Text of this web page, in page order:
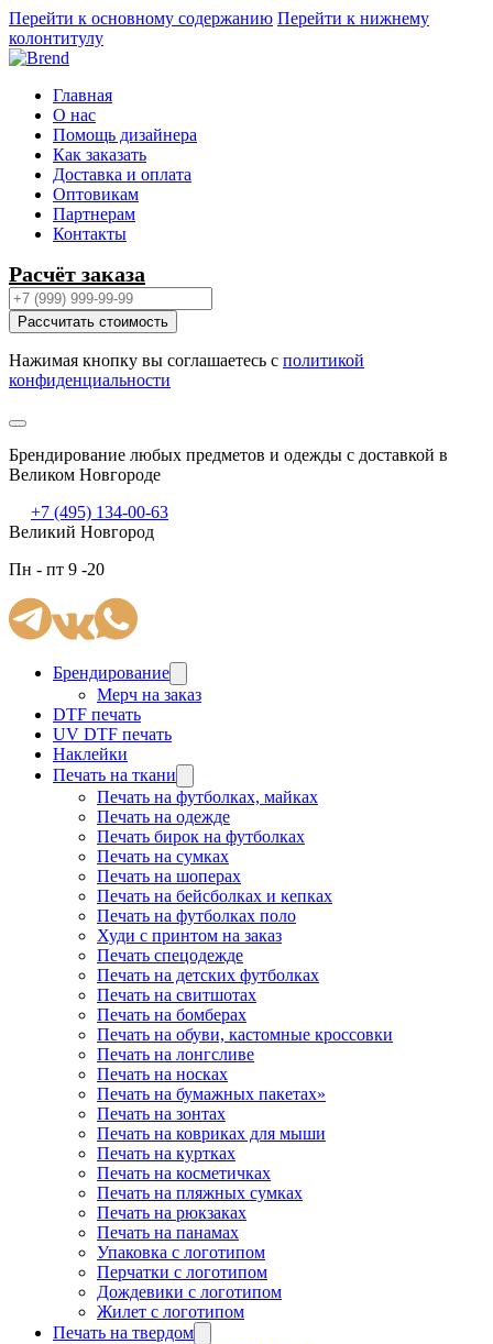
Перейти к основному содержанию Перейти к нижнему
колонтитулу
Главная
О нас
Помощь дизайнера
Как заказать
Доставка и оплата
Оптовикам
Партнерам
Контакты
Расчёт заказа
Рассчитать стоимость
Нажимая кнопку вы соглашаетесь с политикой
конфиденциальности
Брендирование любых предметов и одежды с доставкой в
Великом Новгороде
+7 (495) 134-00-63
Великий Новгород
Пн - пт 9 -20
Брендирование
Мерч на заказ
DTF печать
UV DTF печать
Наклейки
Печать на ткани
Печать на футболках, майках
Печать на одежде
Печать бирок на футболках
Печать на сумках
Печать на шоперах
Печать на бейсболках и кепках
Печать на футболках поло
Худи с принтом на заказ
Печать спецодежде
Печать на детских футболках
Печать на свитшотах
Печать на бомберах
Печать на обуви, кастомные кроссовки
Печать на лонгсливе
Печать на носках
Печать на бумажных пакетах»
Печать на зонтах
Печать на ковриках для мыши
Печать на куртках
Печать на косметичках
Печать на пляжных сумках
Печать на рюкзаках
Печать на панамах
Упаковка с логотипом
Перчатки с логотипом
Дождевики с логотипом
Жилет с логотипом
Печать на твердом